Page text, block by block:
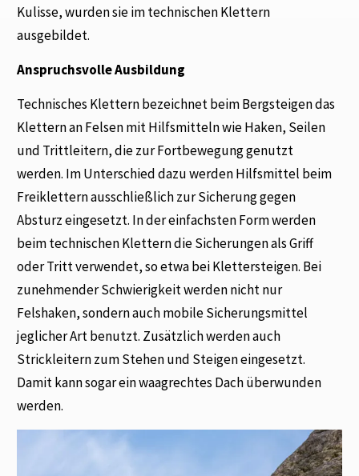
Kulisse, wurden sie im technischen Klettern
ausgebildet.
Anspruchsvolle Ausbildung
Technisches Klettern bezeichnet beim Bergsteigen das
Klettern an Felsen mit Hilfsmitteln wie Haken, Seilen
und Trittleitern, die zur Fortbewegung genutzt
werden. Im Unterschied dazu werden Hilfsmittel beim
Freiklettern ausschließlich zur Sicherung gegen
Absturz eingesetzt. In der einfachsten Form werden
beim technischen Klettern die Sicherungen als Griff
oder Tritt verwendet, so etwa bei Klettersteigen. Bei
zunehmender Schwierigkeit werden nicht nur
Felshaken, sondern auch mobile Sicherungsmittel
jeglicher Art benutzt. Zusätzlich werden auch
Strickleitern zum Stehen und Steigen eingesetzt.
Damit kann sogar ein waagrechtes Dach überwunden
werden.